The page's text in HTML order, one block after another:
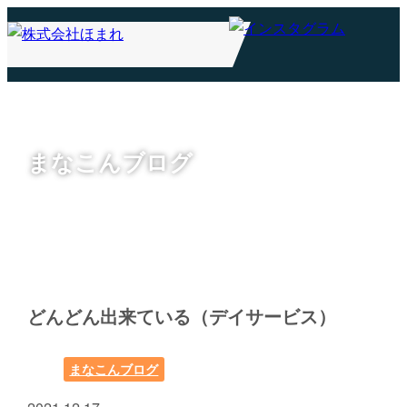
まなこんブログ
どんどん出来ている（デイサービス）
まなこんブログ